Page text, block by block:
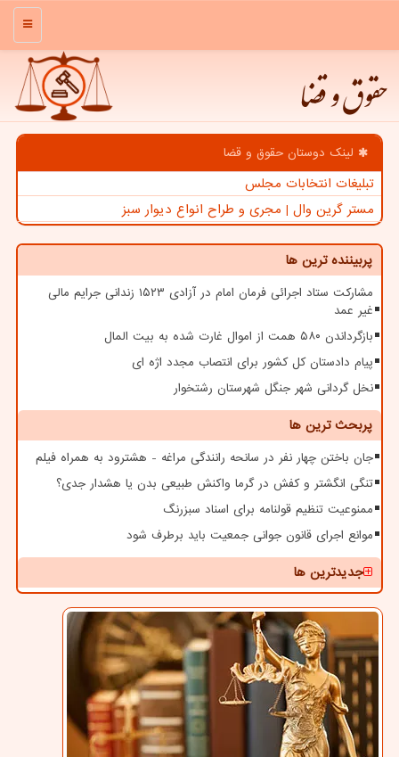
منو
حقوق و قضا
لینک دوستان حقوق و قضا
تبلیغات انتخابات مجلس
مستر گرین وال | مجری و طراح انواع دیوار سبز
پربیننده ترین ها
مشارکت ستاد اجرائی فرمان امام در آزادی ۱۵۲۳ زندانی جرایم مالی
غیر عمد
بازگرداندن ۵۸۰ همت از اموال غارت شده به بیت المال
پیام دادستان کل کشور برای انتصاب مجدد اژه ای
نخل گردانی شهر جنگل شهرستان رشتخوار
پربحث ترین ها
جان باختن چهار نفر در سانحه رانندگی مراغه - هشترود به همراه فیلم
تنگی انگشتر و کفش در گرما واکنش طبیعی بدن یا هشدار جدی؟
ممنوعیت تنظیم قولنامه برای اسناد سبزرنگ
موانع اجرای قانون جوانی جمعیت باید برطرف شود
جدیدترین ها